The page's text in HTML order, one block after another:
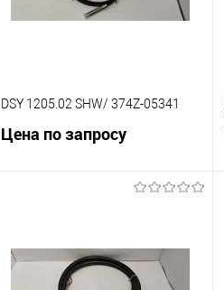
DSY 1205.02 SHW/ 374Z-05341
Цена по запросу
В корзину
К сравнению
В избранное
Под заказ